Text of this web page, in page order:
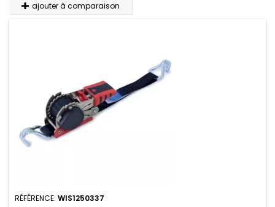
ajouter à comparaison
RÉFÉRENCE: WIS1250337